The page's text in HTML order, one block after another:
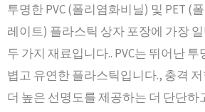
투명한 PVC (폴리염화비닐) 및 PET (
레이트) 플라스틱 상자 포장에 가장
두 가지 재료입니다.. PVC는 뛰어난
볍고 유연한 플라스틱입니다., 충격
더 높은 선명도를 제공하는 더 단단하